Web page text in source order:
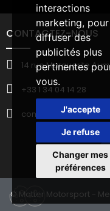
interactions
marketing, pour
diffuser des
publicités plus
pertinentes
vous.
J'accepte
Je refuse
Changer mes
préférences
CONTACTEZ-NOUS
14 rue Marguerite
+33 1 34 04 14 28
© Matter Motorsport -